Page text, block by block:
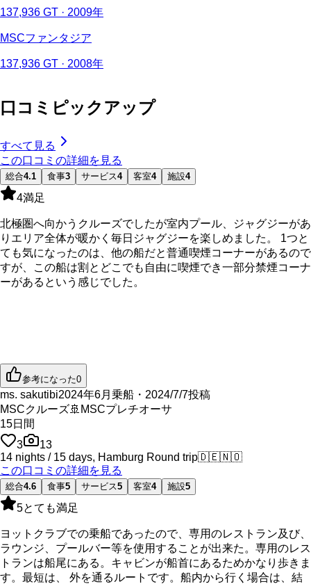
137,936 GT · 2009年
MSCファンタジア
137,936 GT · 2008年
口コミピックアップ
すべて見る
この口コミの詳細を見る
総合4.1 食事3 サービス4 客室4 施設4
4満足
北極圏へ向かうクルーズでしたが室内プール、ジャグジーがあ
りエリア全体が暖かく毎日ジャグジーを楽しめました。 1つと
ても気になったのは、他の船だと普通喫煙コーナーがあるので
すが、この船は割とどこでも自由に喫煙でき一部分禁煙コーナ
ーがあるという感じでした。
参考になった0
ms. sakutibi2024年6月乗船・2024/7/7投稿
MSCクルーズ🚢 MSCプレチオーサ
15日間
3
13
14 nights / 15 days, Hamburg Round trip🇩🇪🇳🇴
この口コミの詳細を見る
総合4.6 食事5 サービス5 客室4 施設5
5とても満足
ヨットクラブでの乗船であったので、専用のレストラン及び、
ラウンジ、プールバー等を使用することが出来た。専用のレス
トランは船尾にある。キャビンが船首にあるためかなり歩きま
す。最短は、 外を通るルートです。船内から行く場合は、結